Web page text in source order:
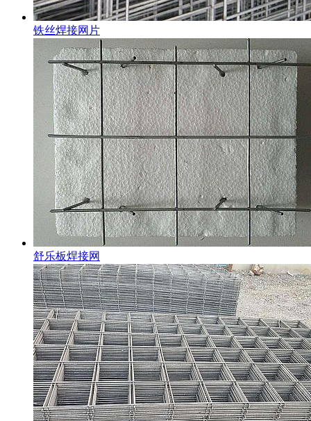
铁丝焊接网片
舒乐板焊接网